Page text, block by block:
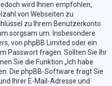
wird Ihnen empfohlen,
von Webseiten zu
zu Ihrem Benutzerkonto
sorgsam um. Insbesondere
von phpBB Limited oder ein
Passwort fragen. Sollten Sie Ihr
Sie die Funktion „Ich habe
Die phpBB-Software fragt Sie
Ihrer E-Mail-Adresse und